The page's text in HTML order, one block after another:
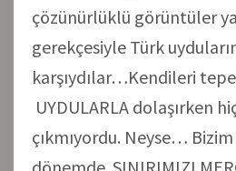
çözünürlüklü görüntüler
gerekçesiyle Türk
karşıydılar…Kendileri
UYDULARLA dolaşırken
çıkmıyordu. Neyse…